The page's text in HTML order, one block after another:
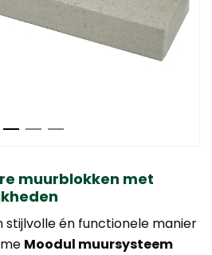
muurblokken met
stijlvolle én functionele manier
Moodul muursysteem